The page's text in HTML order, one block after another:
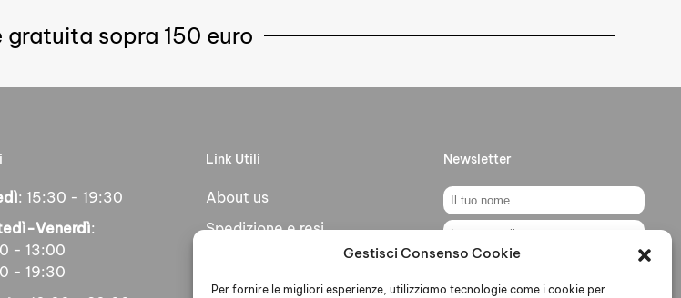
Gestisci Consenso Cookie
Per fornire le migliori esperienze, utilizziamo tecnologie come i cookie per
gratuita sopra 150 euro
: 15:30 - 19:30
Venerdì:
- 13:00
- 19:30
Link Utili
About us
Spedizione e resi
Social
Newsletter
Ho letto accettato la Privacy
Policy